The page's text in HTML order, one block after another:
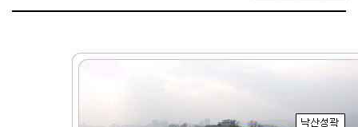
소 이
L
복
N
하
자
게
경
기
자
게
기